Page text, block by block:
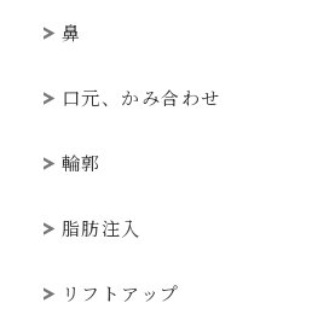
鼻
口元、かみ合わせ
輪郭
脂肪注入
リフトアップ